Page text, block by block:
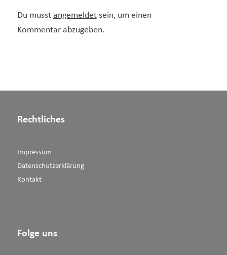
Du musst angemeldetsein, um einen
Kommentar abzugeben.
Rechtliches
Impressum
Datenschutzerklärung
Kontakt
Folge uns